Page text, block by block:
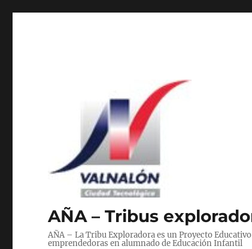
AÑA – Tribus
AÑA – La Tribu Exploradora es un Proyecto
emprendedoras en alumnado de Educación Infantil